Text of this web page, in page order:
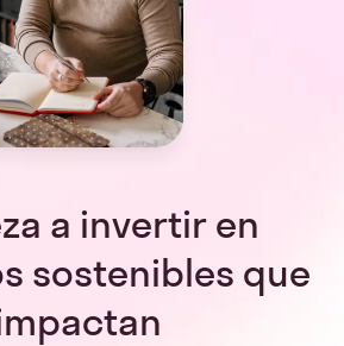
a invertir en
sostenibles que